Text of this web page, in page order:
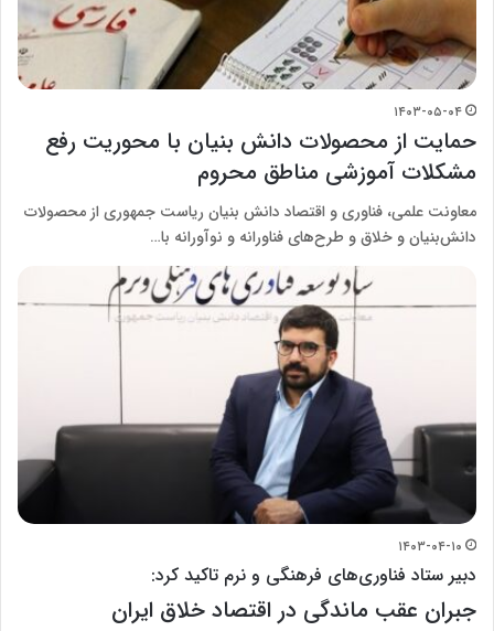
۱۴۰۳-۰۵-۰۴
حمایت از محصولات دانش بنیان با محوریت رفع
مشکلات آموزشی مناطق محروم
معاونت علمی، فناوری و اقتصاد دانش بنیان ریاست جمهوری از محصولات
دانش‌بنیان و خلاق و طرح‌های فناورانه و نوآورانه با…
۱۴۰۳-۰۴-۱۰
دبیر ستاد فناوری‌های فرهنگی و نرم تاکید کرد:
جبران عقب ماندگی در اقتصاد خلاق ایران